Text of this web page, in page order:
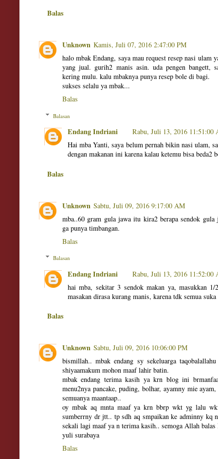
Balas
Unknown Kamis, Juli 07, 2016 2:47:00 PM
halo mbak Endang, saya mau request resep nasi ulam
yang jual. gurih2 manis asin. uda pengen bangett,
kering mulu. kalu mbaknya punya resep bole di bagi.
sukses selalu ya mbak...
Balas
Balasan
Endang Indriani
Rabu, Juli 13, 2016 11:51:00
Hai mba Yanti, saya belum pernah bikin nasi ulam,
dengan makanan ini karena kalau ketemu bisa beda2
Balas
Unknown Sabtu, Juli 09, 2016 9:17:00 AM
mba..60 gram gula jawa itu kira2 berapa sendok
ga punya timbangan.
Balas
Balasan
Endang Indriani
Rabu, Juli 13, 2016 11:52:00
hai mba, sekitar 3 sendok makan ya, masukkan
masakan dirasa kurang manis, karena tdk semua
Balas
Unknown Sabtu, Juli 09, 2016 10:06:00 PM
bismillah.. mbak endang sy sekeluarga
shiyaamakum mohon maaf lahir batin.
mbak endang terima kasih ya krn blog ini
menu2nya pancake, puding, bolhar, ayamny mie
semuanya maantaap..
oy mbak aq mnta maaf ya krn bbrp wkt yg lalu
sumberrny dr jtt.. tp sdh aq smpaikan ke adminny kq
sekali lagi maaf ya n terima kasih.. semoga Allah balas
yuli surabaya
Balas